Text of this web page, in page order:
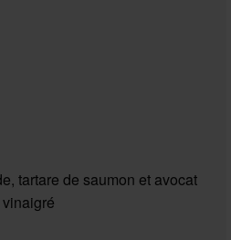
tartare de saumon et avocat